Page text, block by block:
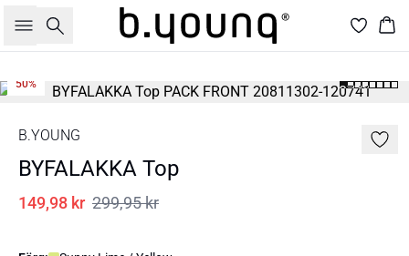
Sök
50%
B.YOUNG
BYFALAKKA Top
149,98 kr 299,95 kr